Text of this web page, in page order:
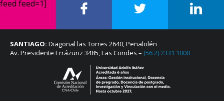
feed feed=1]
SANTIAGO: Diagonal las Torres 2640, Peñalolén
Av. Presidente Errázuriz 3485, Las Condes – (56 2) 2331 1000